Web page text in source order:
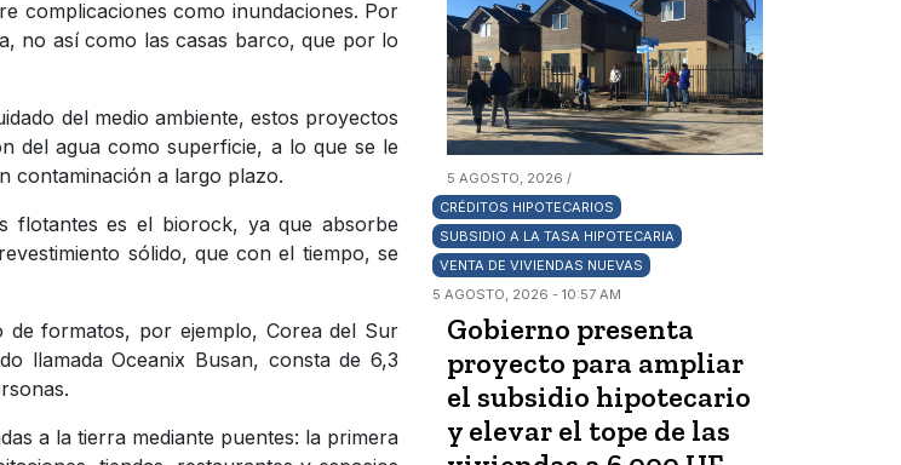
complicaciones como inundaciones. Por
no así como las casas barco, que por lo
del medio ambiente, estos proyectos
del agua como superficie, a lo que se le
contaminación a largo plazo.
flotantes es el biorock, ya que absorbe
sólido, que con el tiempo, se
de formatos, por ejemplo, Corea del Sur
llamada Oceanix Busan, consta de 6,3
a la tierra mediante puentes: la primera
5 AGOSTO, 2026 /
CRÉDITOS HIPOTECARIOS
SUBSIDIO A LA TASA HIPOTECARIA
VENTA DE VIVIENDAS NUEVAS
5 AGOSTO, 2026 - 10:57 AM
Gobierno presenta
proyecto para ampliar
el subsidio hipotecario
y elevar el tope de las